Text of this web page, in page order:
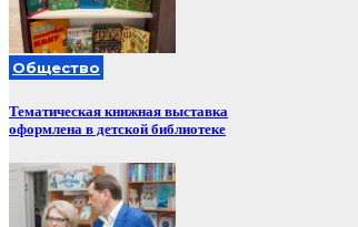
Общество
Тематическая книжная выставка
оформлена в детской библиотеке